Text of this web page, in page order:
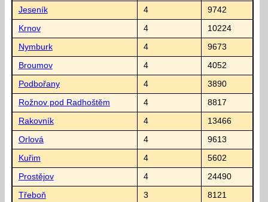
Jeseník 4 9742
Krnov 4 10224
Nymburk 4 9673
Broumov 4 4052
Podbořany 4 3890
Rožnov pod Radhoštěm 4 8817
Rakovník 4 13466
Orlová 4 9613
Kuřim 4 5602
Prostějov 4 24490
Třeboň 3 8121